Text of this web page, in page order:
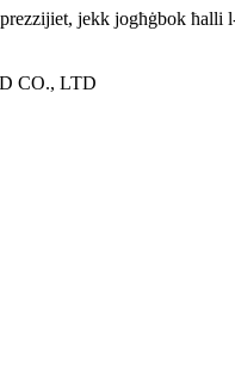
jekk jogħġbok ħalli
CO., LTD